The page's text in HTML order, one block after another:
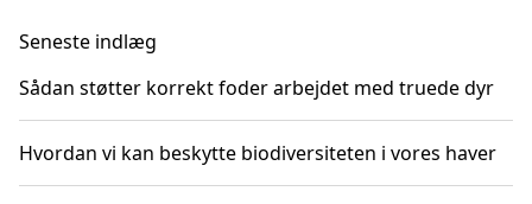
Seneste indlæg
Sådan støtter korrekt foder arbejdet med truede dyr
Hvordan vi kan beskytte biodiversiteten i vores haver